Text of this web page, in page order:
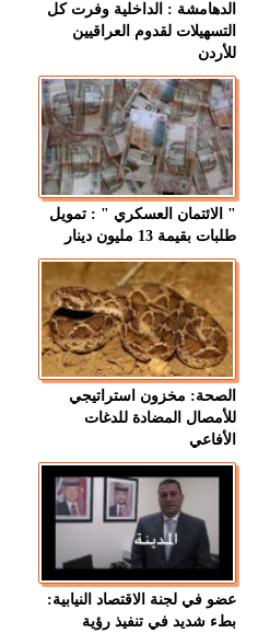
الدهامشة : الداخلية وفرت كل
التسهيلات لقدوم العراقيين
للأردن
" الائتمان العسكري " : تمويل
طلبات بقيمة 13 مليون دينار
الصحة: مخزون استراتيجي
للأمصال المضادة للدغات
الأفاعي
عضو في لجنة الاقتصاد النيابية:
بطء شديد في تنفيذ رؤية